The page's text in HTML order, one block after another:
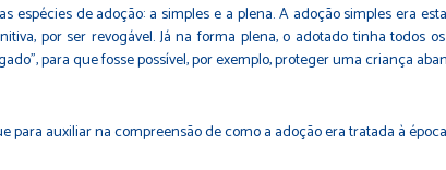
espécies de adoção: a simples e a plena. A adoção simples era
por ser revogável. Já na forma plena, o adotado tinha todos
para que fosse possível, por exemplo, proteger uma criança
auxiliar na compreensão de como a adoção era tratada à